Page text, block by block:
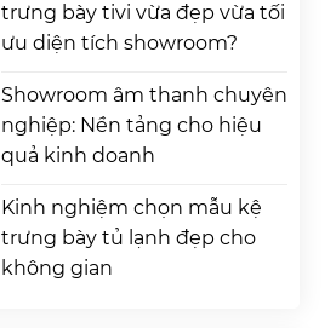
trưng bày tivi vừa đẹp vừa tối
ưu diện tích showroom?
Showroom âm thanh chuyên
nghiệp: Nền tảng cho hiệu
quả kinh doanh
Kinh nghiệm chọn mẫu kệ
trưng bày tủ lạnh đẹp cho
không gian